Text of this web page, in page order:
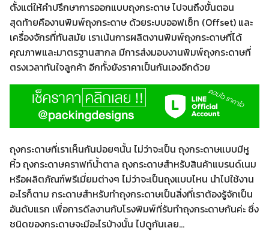
ตั้งแต่ให้คำปรึกษาการออกแบบถุงกระดาษ ไปจนถึงขั้นตอน
สุดท้ายคืองานพิมพ์ถุงกระดาษ ด้วยระบบออฟเซ็ท (Offset) และ
เครื่องจักรที่ทันสมัย เราเน้นการผลิตงานพิมพ์ถุงกระดาษที่ได้
คุณภาพและมาตรฐานสากล มีการส่งมอบงานพิมพ์ถุงกระดาษที่
ตรงเวลาทันใจลูกค้า อีกทั้งยังราคาเป็นกันเองอีกด้วย
ถุงกระดาษที่เราเห็นกันบ่อยๆนั้น ไม่ว่าจะเป็น ถุงกระดาษแบบมีหู
หิ้ว ถุงกระดาษคราฟท์น้ำตาล ถุงกระดาษสำหรับสินค้าแบรนด์เนม
หรือผลิตภัณฑ์พรีเมี่ยมต่างๆ ไม่ว่าจะเป็นถุงแบบไหน นำไปใช้งาน
อะไรก็ตาม กระดาษสำหรับทำถุงกระดาษเป็นสิ่งที่เราต้องรู้จักเป็น
อันดับแรก เพื่อการดีลงานกับโรงพิมพ์ที่รับทำถุงกระดาษกันค่ะ ซึ่ง
ชนิดของกระดาษจะมีอะไรบ้างนั้น ไปดูกันเลย…